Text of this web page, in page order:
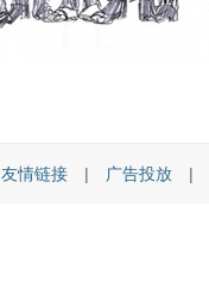
友情链接| 广告投放|